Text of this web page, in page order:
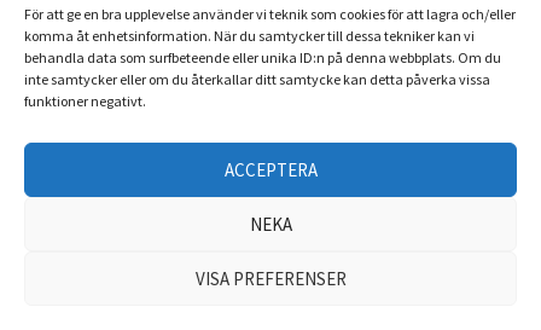
För att ge en bra upplevelse använder vi teknik som cookies för att lagra och/eller
komma åt enhetsinformation. När du samtycker till dessa tekniker kan vi
behandla data som surfbeteende eller unika ID:n på denna webbplats. Om du
inte samtycker eller om du återkallar ditt samtycke kan detta påverka vissa
funktioner negativt.
ACCEPTERA
NEKA
VISA PREFERENSER
ARKIV